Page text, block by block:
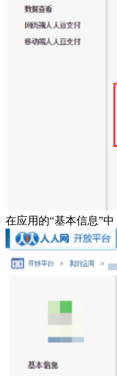
在应用的“基本信息”中